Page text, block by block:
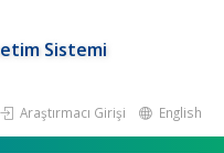
Sistemi
Araştırmacı Girişi English